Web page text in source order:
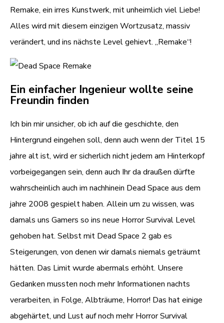
Remake, ein irres Kunstwerk, mit unheimlich viel Liebe!
Alles wird mit diesem einzigen Wortzusatz, massiv
verändert, und ins nächste Level gehievt. „Remake“!
Ein einfacher Ingenieur wollte seine
Freundin finden
Ich bin mir unsicher, ob ich auf die geschichte, den
Hintergrund eingehen soll, denn auch wenn der Titel 15
jahre alt ist, wird er sicherlich nicht jedem am Hinterkopf
vorbeigegangen sein, denn auch Ihr da draußen dürfte
wahrscheinlich auch im nachhinein Dead Space aus dem
jahre 2008 gespielt haben. Allein um zu wissen, was
damals uns Gamers so ins neue Horror Survival Level
gehoben hat. Selbst mit Dead Space 2 gab es
Steigerungen, von denen wir damals niemals geträumt
hätten. Das Limit wurde abermals erhöht. Unsere
Gedanken mussten noch mehr Informationen nachts
verarbeiten, in Folge, Albträume, Horror! Das hat einige
abgehärtet, und Lust auf noch mehr Horror Survival